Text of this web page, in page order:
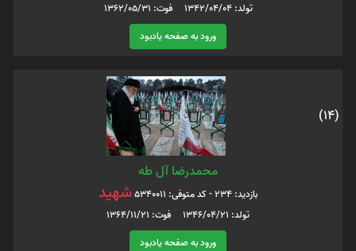
تولد: 1342/04/04 فوت: 1362/05/31
ورود به صفحه یادبود
(14)
محمدرضا آل طه
بازدید: 234 - کد متوفی: 5340011 شهید
تولد: 1346/04/21 فوت: 1364/11/21
ورود به صفحه یادبود